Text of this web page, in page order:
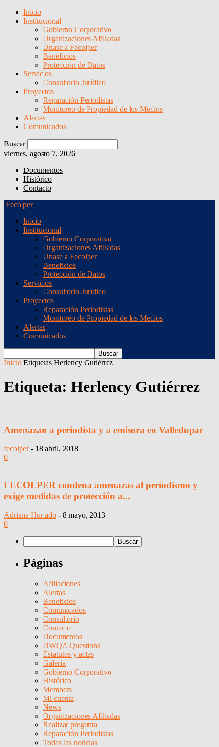
Inicio
Institucional
Gobierno Corporativo
Organizaciones Afiliadas
Únase a Fecolper
Beneficios
Protección de Datos
Servicios
Consultorio Jurídico
Proyectos
Reparación Periodistas
Monitoreo de Propiedad de los Medios
Alertas
Comunicados
Buscar
viernes, agosto 7, 2026
Documentos
Histórico
Contacto
Fecolper
Inicio
Institucional
Gobierno Corporativo
Organizaciones Afiliadas
Únase a Fecolper
Beneficios
Protección de Datos
Servicios
Consultorio Jurídico
Proyectos
Reparación Periodistas
Monitoreo de Propiedad de los Medios
Alertas
Comunicados
Inicio Etiquetas Herlency Gutiérrez
Etiqueta: Herlency Gutiérrez
Amenazan a periodista y a emisora en Valledupar
fecolper - 18 abril, 2018
0
FECOLPER condena amenazas al periodismo y
exige medidas de protección a...
Adriana Hurtado - 8 mayo, 2013
0
Páginas
Afiliaciones
Alertas
Beneficios
Comunicados
Consultorio
Contacto
Documentos
DWQA Questions
Estatutos y actas
Galeria
Gobierno Corporativo
Histórico
Members
Mi cuenta
News
Organizaciones Afiliadas
Realizar pregunta
Reparación Periodistas
Todas las noticias